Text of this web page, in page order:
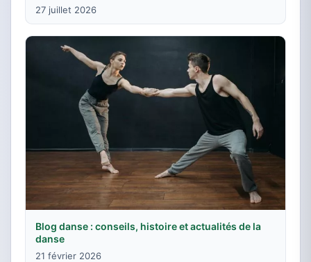
27 juillet 2026
Blog danse : conseils, histoire et actualités de la
danse
21 février 2026